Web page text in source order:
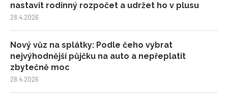
nastavit rodinný rozpočet a udržet ho v plusu
28.4.2026
Nový vůz na splátky: Podle čeho vybrat
nejvýhodnější půjčku na auto a nepřeplatit
zbytečně moc
28.4.2026